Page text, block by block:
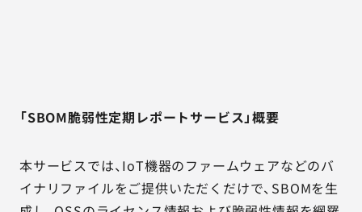
「SBOM脆弱性定期レポートサービス」概要
本サービスでは、IoT機器のファームウェアなどのバ
イナリファイルをご提供いただくだけで、SBOMを生